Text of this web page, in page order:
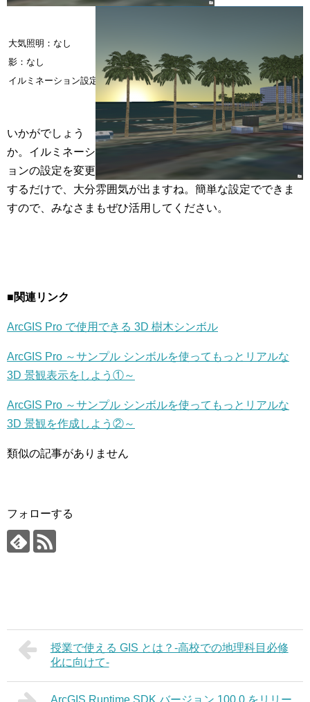
大気照明：なし
影：なし
イルミネーション設定：カメラからの天頂位置
影：あり
イルミ
いかがでしょう
か。イルミネーシ
ョンの設定を変更
するだけで、大分雰囲気が出ますね。簡単な設定でできま
すので、みなさまもぜひ活用してください。
■関連リンク
ArcGIS Pro で使用できる 3D 樹木シンボル
ArcGIS Pro ～サンプル シンボルを使ってもっとリアルな
3D 景観表示をしよう①～
ArcGIS Pro ～サンプル シンボルを使ってもっとリアルな
3D 景観を作成しよう②～
類似の記事がありません
フォローする
授業で使える GIS とは？-高校での地理科目必修
化に向けて-